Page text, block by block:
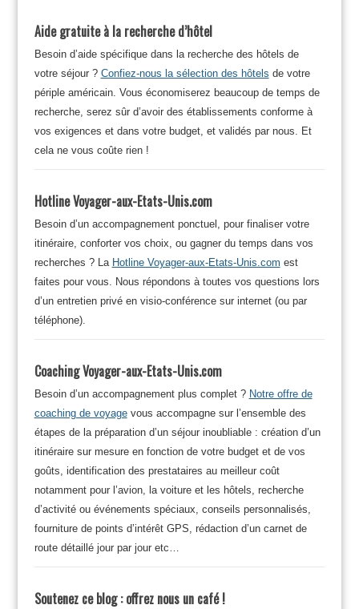
Aide gratuite à la recherche d’hôtel
Besoin d’aide spécifique dans la recherche des hôtels de
votre séjour ? Confiez-nous la sélection des hôtels de votre
périple américain. Vous économiserez beaucoup de temps de
recherche, serez sûr d’avoir des établissements conforme à
vos exigences et dans votre budget, et validés par nous. Et
cela ne vous coûte rien !
Hotline Voyager-aux-Etats-Unis.com
Besoin d’un accompagnement ponctuel, pour finaliser votre
itinéraire, conforter vos choix, ou gagner du temps dans vos
recherches ? La Hotline Voyager-aux-Etats-Unis.com est
faites pour vous. Nous répondons à toutes vos questions lors
d’un entretien privé en visio-conférence sur internet (ou par
téléphone).
Coaching Voyager-aux-Etats-Unis.com
Besoin d’un accompagnement plus complet ? Notre offre de
coaching de voyagevous accompagne sur l’ensemble des
étapes de la préparation d’un séjour inoubliable : création d’un
itinéraire sur mesure en fonction de votre budget et de vos
goûts, identification des prestataires au meilleur coût
notamment pour l’avion, la voiture et les hôtels, recherche
d’activité ou événements spéciaux, conseils personnalisés,
fourniture de points d’intérêt GPS, rédaction d’un carnet de
route détaillé jour par jour etc…
Soutenez ce blog : offrez nous un café !